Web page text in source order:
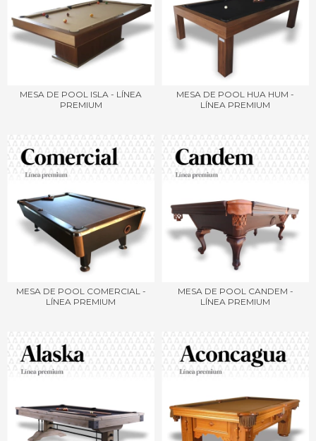
MESA DE POOL ISLA - LÍNEA
PREMIUM
MESA DE POOL HUA HUM -
LÍNEA PREMIUM
MESA DE POOL COMERCIAL -
LÍNEA PREMIUM
MESA DE POOL CANDEM -
LÍNEA PREMIUM